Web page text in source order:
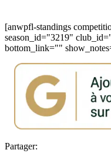
[anwpfl-standings
season_id="3219"
bottom_link=""
Partager: